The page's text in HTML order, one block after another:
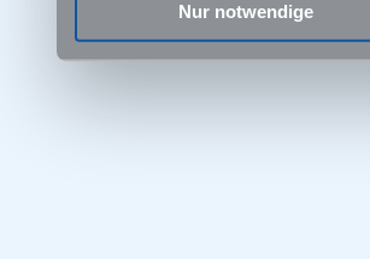
Nur notwendige